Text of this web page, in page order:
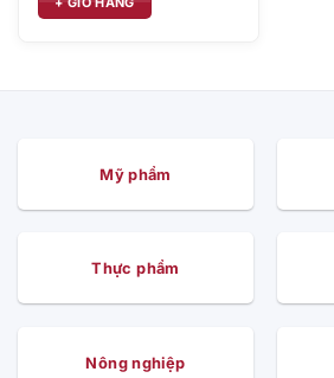
250.000 ₫.
Mỹ phẩm
Thực phẩm
Nông nghiệp